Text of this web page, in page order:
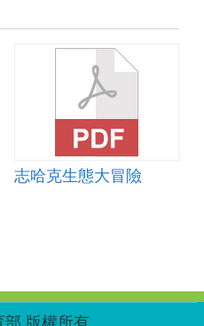
志哈克生態大冒險